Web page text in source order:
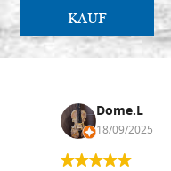
KAUF
Dome.L
18/09/2025